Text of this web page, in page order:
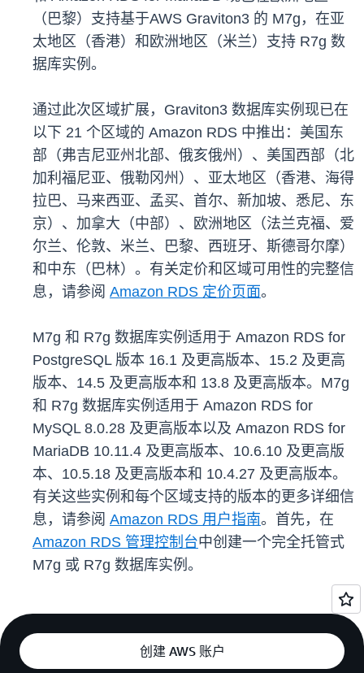
（巴黎）支持基于AWS Graviton3 的 M7g，在亚
太地区（香港）和欧洲地区（米兰）支持 R7g 数
据库实例。
通过此次区域扩展，Graviton3 数据库实例现已在
以下 21 个区域的 Amazon RDS 中推出：美国东
部（弗吉尼亚州北部、俄亥俄州）、美国西部（北
加利福尼亚、俄勒冈州）、亚太地区（香港、海得
拉巴、马来西亚、孟买、首尔、新加坡、悉尼、东
京）、加拿大（中部）、欧洲地区（法兰克福、爱
尔兰、伦敦、米兰、巴黎、西班牙、斯德哥尔摩）
和中东（巴林）。有关定价和区域可用性的完整信
息，请参阅 Amazon RDS 定价页面。
M7g 和 R7g 数据库实例适用于 Amazon RDS for
PostgreSQL 版本 16.1 及更高版本、15.2 及更高
版本、14.5 及更高版本和 13.8 及更高版本。M7g
和 R7g 数据库实例适用于 Amazon RDS for
MySQL 8.0.28 及更高版本以及 Amazon RDS for
MariaDB 10.11.4 及更高版本、10.6.10 及更高版
本、10.5.18 及更高版本和 10.4.27 及更高版本。
有关这些实例和每个区域支持的版本的更多详细信
息，请参阅 Amazon RDS 用户指南。首先，在
Amazon RDS 管理控制台中创建一个完全托管式
M7g 或 R7g 数据库实例。
创建 AWS 账户